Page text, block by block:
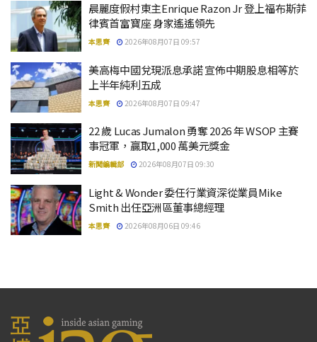
晨麗度假村東主Enrique Razon Jr 登上福布斯菲
律賓首富寶座 身家遙遙領先
本思齊 2026年08月07日 09:57
美高梅中國兌現派息承諾 宣佈中期股息相等於
上半年純利五成
本思齊 2026年08月07日 09:47
22 歲 Lucas Jumalon 勇奪 2026 年 WSOP 主賽
事冠軍，贏取1,000 萬美元獎金
新聞編輯部 2026年08月07日 09:30
Light & Wonder 委任行業資深從業員Mike
Smith 出任亞洲區董事總經理
本思齊 2026年08月06日 09:46